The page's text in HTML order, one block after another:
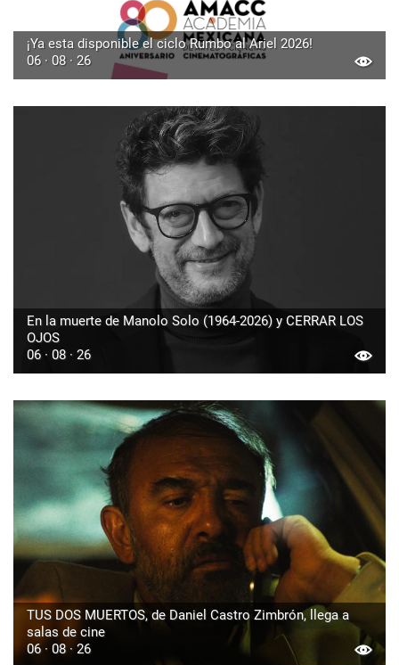
¡Ya esta disponible el ciclo Rumbo al Ariel 2026!
06 · 08 · 26
En la muerte de Manolo Solo (1964-2026) y CERRAR LOS
OJOS
06 · 08 · 26
TUS DOS MUERTOS, de Daniel Castro Zimbrón, llega a
salas de cine
06 · 08 · 26